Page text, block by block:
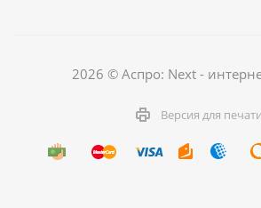
2026 © Аспро: Next -
Версия для печати